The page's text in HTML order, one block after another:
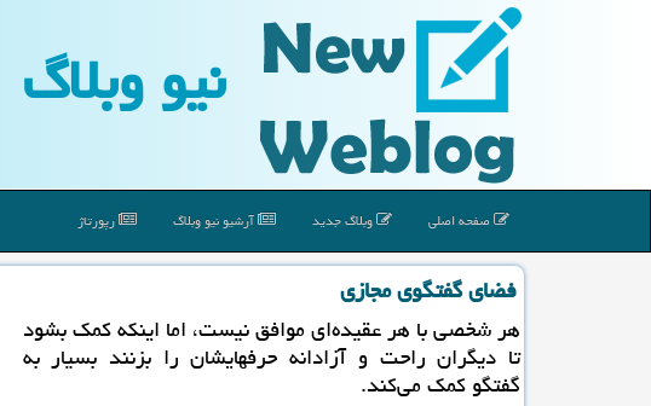
نیو وبلاگ
صفحه اصلی وبلاگ جدید آرشیو نیو وبلاگ رپورتاژ
فضای گفتگوی مجازی
هر شخصی با هر عقیده‌ای موافق نیست، اما اینكه كمك بشود
تا دیگران راحت و آزادانه حرفهایشان را بزنند بسیار به
گفتگو كمك می‌كند.